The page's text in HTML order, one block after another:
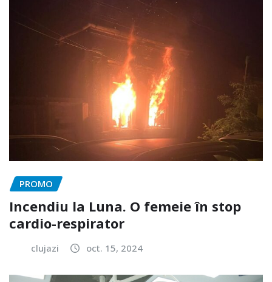
PROMO
Incendiu la Luna. O femeie în stop
cardio-respirator
clujazi oct. 15, 2024